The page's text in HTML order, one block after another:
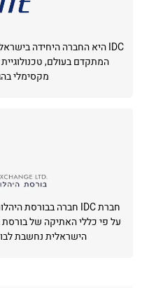
המתקדם בעולם,
מקסימלי
על פי כללי האתיקה של בורסת
הישראלית נחשבת